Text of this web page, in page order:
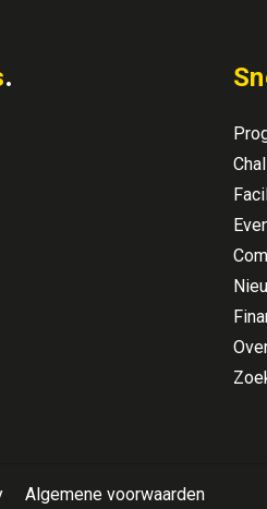
Algemene voorwaarden